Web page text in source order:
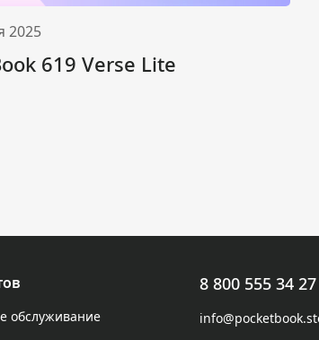
2025
619 Verse Lite
обслуживание
8 800 555 34 27